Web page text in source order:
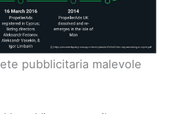
pubblicitaria malevole